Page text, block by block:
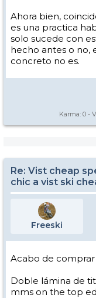
Ahora bien,
es una practica
solo sucede con
hecho antes o no,
concreto no es.
Karma: 0 -
Re: Vist cheap
chic a vist ski
Freeski
Acabo de comprar
Doble lámina de
mms on the top